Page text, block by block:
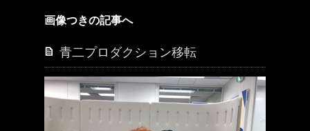
画像つきの記事へ
青二プロダクション移転